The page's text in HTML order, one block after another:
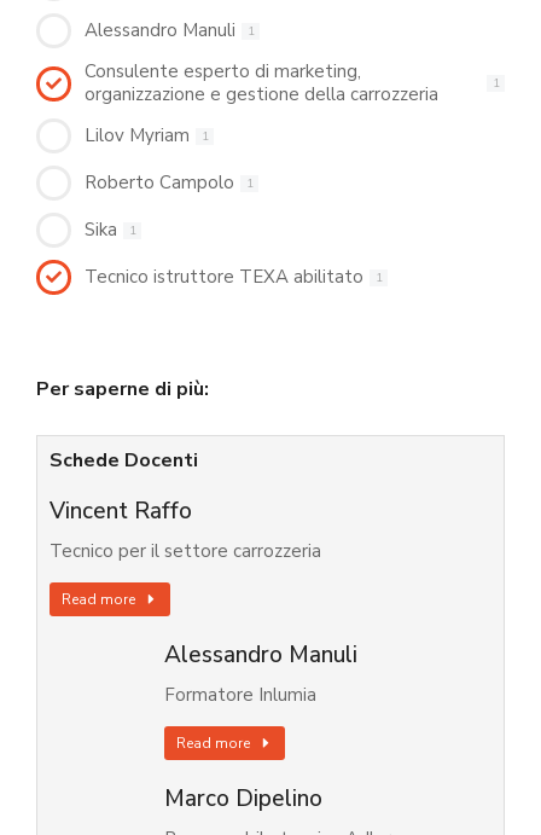
Alessandro Manuli 1
Consulente esperto di marketing,
organizzazione e gestione della carrozzeria
1
Lilov Myriam 1
Roberto Campolo 1
Sika 1
Tecnico istruttore TEXA abilitato 1
Per saperne di più:
Schede Docenti
Vincent Raffo
Tecnico per il settore carrozzeria
Read more
Alessandro Manuli
Formatore Inlumia
Read more
Marco Dipelino